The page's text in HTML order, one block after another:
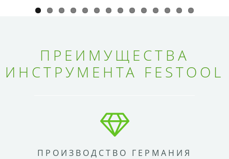
ПРЕИМУЩЕСТВА
ИНСТРУМЕНТА FESTOOL
ПРОИЗВОДСТВО ГЕРМАНИЯ